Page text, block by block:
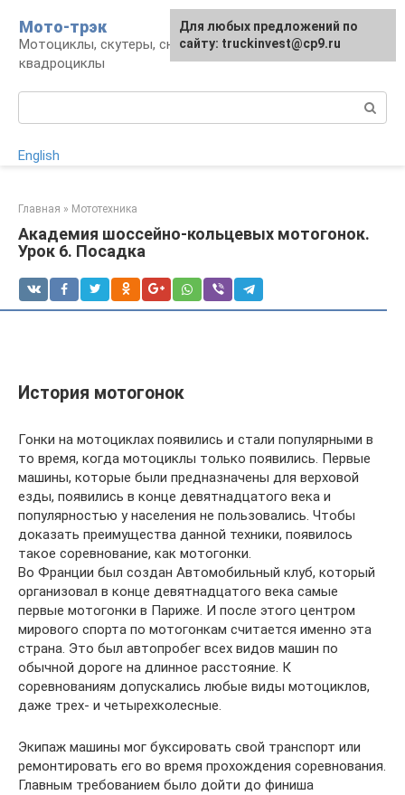
контенту
Мото-трэк
Мотоциклы, скутеры, снегоходы,
квадроциклы
English
Главная » Мототехника
Академия шоссейно-кольцевых мотогонок.
Урок 6. Посадка
История мотогонок
Гонки на мотоциклах появились и стали популярными в
то время, когда мотоциклы только появились. Первые
машины, которые были предназначены для верховой
езды, появились в конце девятнадцатого века и
популярностью у населения не пользовались. Чтобы
доказать преимущества данной техники, появилось
такое соревнование, как мотогонки.
Во Франции был создан Автомобильный клуб, который
организовал в конце девятнадцатого века самые
первые мотогонки в Париже. И после этого центром
мирового спорта по мотогонкам считается именно эта
страна. Это был автопробег всех видов машин по
обычной дороге на длинное расстояние. К
соревнованиям допускались любые виды мотоциклов,
даже трех- и четырехколесные.
Экипаж машины мог буксировать свой транспорт или
ремонтировать его во время прохождения соревнования.
Главным требованием было дойти до финиша
Для любых предложений по
сайту: truckinvest@cp9.ru